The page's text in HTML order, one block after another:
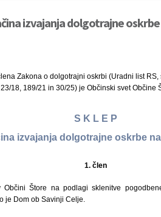
izvajanja dolgotrajne
Zakona o dolgotrajni oskrbi (Uradni list
18, 189/21 in 30/25) je Občinski svet Občine
S K L E P
izvajanja dolgotrajne oskrbe
1. člen
Štore na podlagi sklenitve
je Dom ob Savinji Celje.